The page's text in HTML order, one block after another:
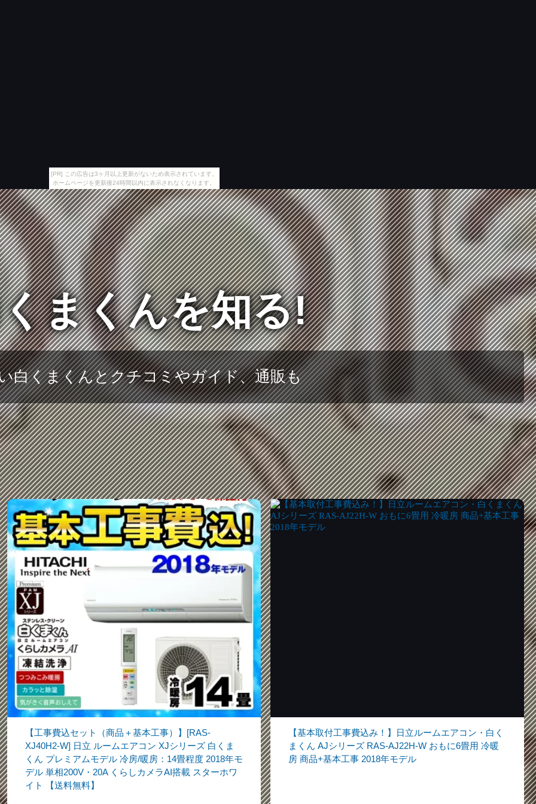
[PR] この広告は3ヶ月以上更新がないため表示されています。
ホームページを更新後24時間以内に表示されなくなります。
まくんを知る!
白くまくんとクチコミやガイド、通販も
【工事費込セット（商品＋基本工事）】[RAS-
XJ40H2-W] 日立 ルームエアコン XJシリーズ 白くま
くん プレミアムモデル 冷房/暖房：14畳程度 2018年モ
デル 単相200V・20A くらしカメラAI搭載 スターホワ
イト 【送料無料】
【基本取付工事費込み！】日立ルームエアコン・白く
まくん AJシリーズ RAS-AJ22H-W おもに6畳用 冷暖
房 商品+基本工事 2018年モデル